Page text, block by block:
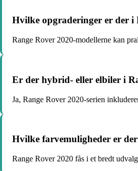
Hvilke opgraderinger er der i
Range Rover 2020-modellerne kan
Er der hybrid- eller elbiler i
Ja, Range Rover 2020-serien
Hvilke farvemuligheder er
Range Rover 2020 fås i et bredt